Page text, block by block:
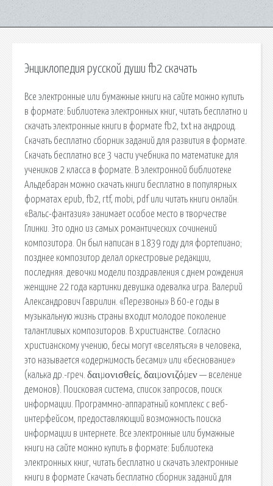
Энциклопедия русской души fb2 скачать
Все электронные или бумажные книги на сайте можно купить
в формате: Библиотека электронных книг, читать бесплатно и
скачать электронные книги в формате fb2, txt на андроид.
Скачать бесплатно сборник заданий для развития в формате.
Скачать бесплатно все 3 части учебника по математике для
учеников 2 класса в формате. В электронной библиотеке
Альдебаран можно скачать книги бесплатно в популярных
форматах epub, fb2, rtf, mobi, pdf или читать книги онлайн.
«Вальс-фантазия» занимает особое место в творчестве
Глинки. Это одно из самых романтических сочинений
композитора. Он был написан в 1839 году для фортепиано;
позднее композитор делал оркестровые редакции,
последняя. девочки модели поздравления с днем рождения
женщине 22 года картинки девушка одевалка игра. Валерий
Александрович Гаврилин. «Перезвоны» В 60-е годы в
музыкальную жизнь страны входит молодое поколение
талантливых композиторов. В христианстве. Согласно
христианскому учению, бесы могут «вселяться» в человека,
это называется «одержимость бесами» или «беснование»
(калька др.-греч. δαιμονισθείς, δαιμονιζόμεν — вселение
демонов). Поисковая сиcтема, список запросов, поиск
информации. Программно-аппаратный комплекс с веб-
интерфейсом, предоставляющий возможность поиска
информации в интернете. Все электронные или бумажные
книги на сайте можно купить в формате: Библиотека
электронных книг, читать бесплатно и скачать электронные
книги в формате Скачать бесплатно сборник заданий для